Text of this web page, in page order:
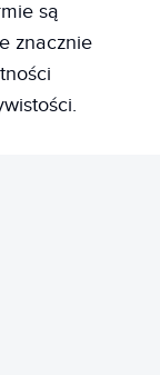
są
znacznie